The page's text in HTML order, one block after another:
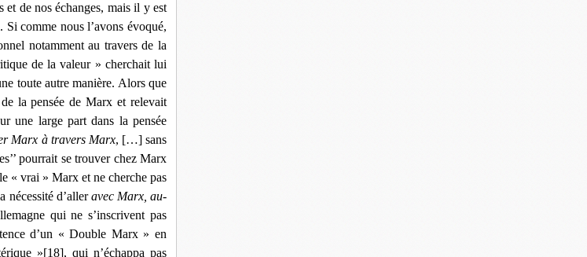
et de nos échanges, mais il y est
comme nous l’avons évoqué,
notamment au travers de la
de la valeur » cherchait lui
toute autre manière. Alors que
la pensée de Marx et relevait
une large part dans la pensée
Marx à travers Marx, […] sans
pourrait se trouver chez Marx
« vrai » Marx et ne cherche pas
nécessité d’alleravec Marx, au-
qui ne s’inscrivent pas
d’un « Double Marx » en
»[18], qui n’échappa pas